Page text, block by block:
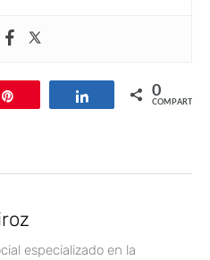
Compartir0
COMPARTIR
especializado en la